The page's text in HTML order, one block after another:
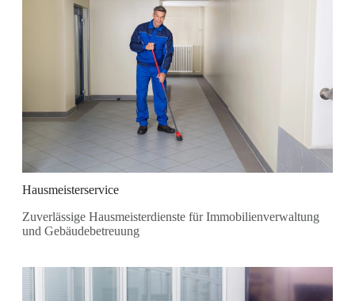
Hausmeisterservice
Zuverlässige Hausmeisterdienste für Immobilienverwaltung
und Gebäudebetreuung